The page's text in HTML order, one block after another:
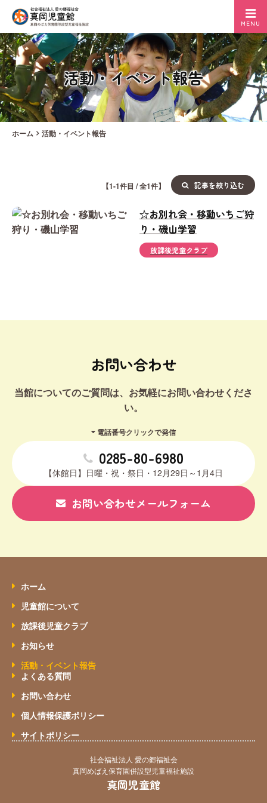
MENU
活動・イベント報告
ホーム 活動・イベント報告
【1-1件目 / 全1件】 記事を絞り込む
☆お別れ会・移動いちご狩
り・磯山学習
放課後児童クラブ
お問い合わせ
当館についてのご質問は、お気軽にお問い合わせくださ
い。
電話番号クリックで発信
0285-80-6980
【休館日】日曜・祝・祭日・12月29日～1月4日
お問い合わせメールフォーム
ホーム
児童館について
放課後児童クラブ
お知らせ
活動・イベント報告
よくある質問
お問い合わせ
個人情報保護ポリシー
サイトポリシー
社会福祉法人 愛の郷福祉会
真岡めばえ保育園併設型児童福祉施設
真岡児童館